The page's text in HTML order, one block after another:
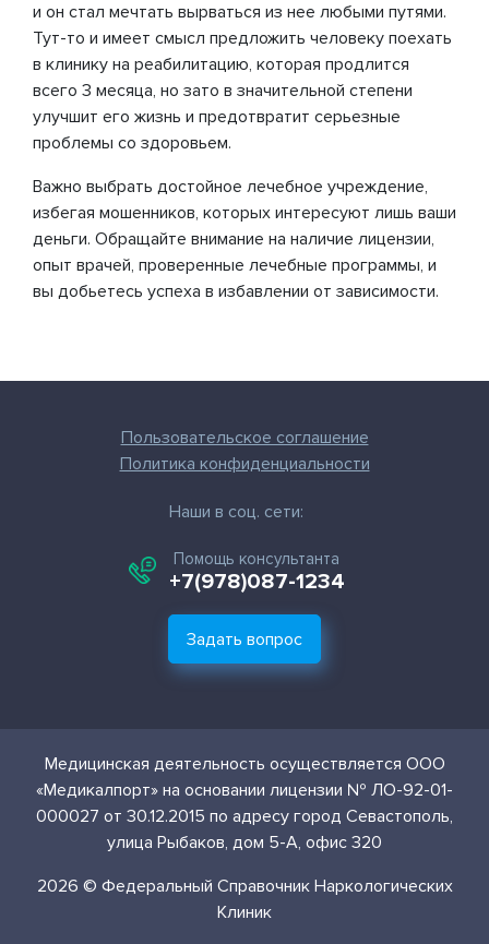
и он стал мечтать вырваться из нее любыми путями.
Тут-то и имеет смысл предложить человеку поехать
в клинику на реабилитацию, которая продлится
всего 3 месяца, но зато в значительной степени
улучшит его жизнь и предотвратит серьезные
проблемы со здоровьем.
Важно выбрать достойное лечебное учреждение,
избегая мошенников, которых интересуют лишь ваши
деньги. Обращайте внимание на наличие лицензии,
опыт врачей, проверенные лечебные программы, и
вы добьетесь успеха в избавлении от зависимости.
Пользовательское соглашение
Политика конфиденциальности
Наши в соц. сети:
Помощь консультанта
+7(978)087-1234
Задать вопрос
Медицинская деятельность осуществляется ООО
«Медикалпорт» на основании лицензии № ЛО-92-01-
000027 от 30.12.2015 по адресу город Севастополь,
улица Рыбаков, дом 5-А, офис 320
2026 © Федеральный Справочник Наркологических
Клиник